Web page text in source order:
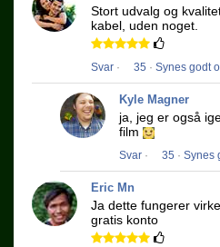
Stort udvalg og
kabel, uden noget.
Svar · 35 · Synes godt
Kyle Magner
ja, jeg er også
film
Svar · 35 · Synes
Eric Mn
Ja dette fungerer
gratis konto